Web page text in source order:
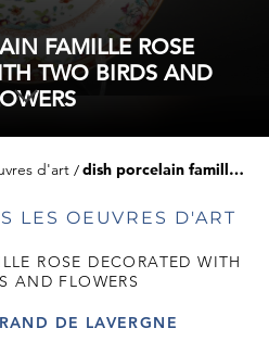
FAMILLE ROSE
TWO BIRDS AND
d'art dish porcelain famille rose decorated with two birds and flowers
LES OEUVRES D'ART
ROSE DECORATED WITH
AND FLOWERS
DE LAVERGNE